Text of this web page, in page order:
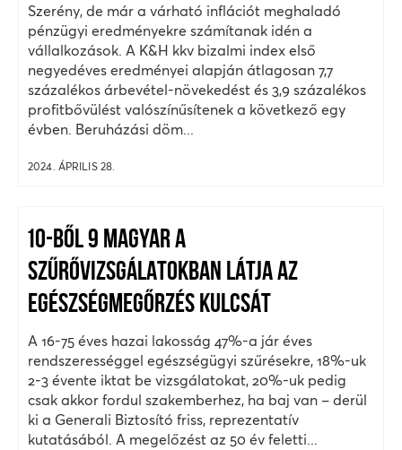
Szerény, de már a várható inflációt meghaladó
pénzügyi eredményekre számítanak idén a
vállalkozások. A K&H kkv bizalmi index első
negyedéves eredményei alapján átlagosan 7,7
százalékos árbevétel-növekedést és 3,9 százalékos
profitbővülést valószínűsítenek a következő egy
évben. Beruházási döm...
2024. ÁPRILIS 28.
10-BŐL 9 MAGYAR A
SZŰRŐVIZSGÁLATOKBAN LÁTJA AZ
EGÉSZSÉGMEGŐRZÉS KULCSÁT
A 16-75 éves hazai lakosság 47%-a jár éves
rendszerességgel egészségügyi szűrésekre, 18%-uk
2-3 évente iktat be vizsgálatokat, 20%-uk pedig
csak akkor fordul szakemberhez, ha baj van – derül
ki a Generali Biztosító friss, reprezentatív
kutatásából. A megelőzést az 50 év feletti...